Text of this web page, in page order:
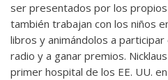
ser presentados por los
también trabajan con los niños
libros y animándolos a
radio y a ganar premios.
primer hospital de los EE. UU.